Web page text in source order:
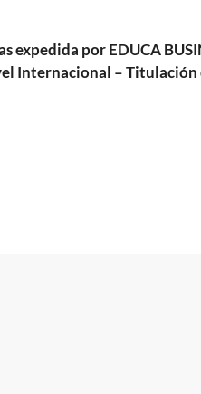
por EDUCA
Internacional – Titulación